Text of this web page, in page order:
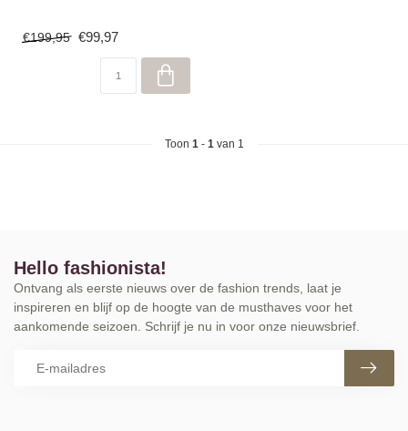
€199,95 €99,97
Toon 1- 1van 1
Hello fashionista!
Ontvang als eerste nieuws over de fashion trends, laat je
inspireren en blijf op de hoogte van de musthaves voor het
aankomende seizoen. Schrijf je nu in voor onze nieuwsbrief.